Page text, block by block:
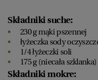
Składniki suche:
230 g mąki pszennej
łyżeczka sody
1/4 łyżeczki soli
175 g (niecała
Składniki mokre: